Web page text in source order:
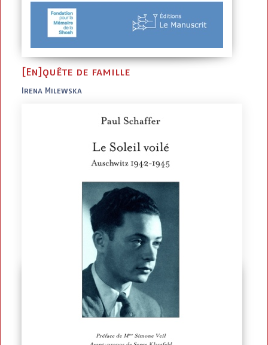
[En]quête de famille
Irena Milewska